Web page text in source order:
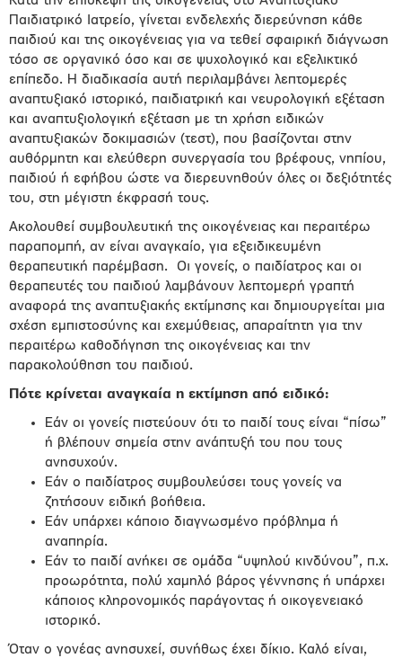
Παιδιατρικό Ιατρείο, γίνεται ενδελεχής διερεύνηση κάθε
παιδιού και της οικογένειας για να τεθεί σφαιρική διάγνωση
τόσο σε οργανικό όσο και σε ψυχολογικό και εξελικτικό
επίπεδο. Η διαδικασία αυτή περιλαμβάνει λεπτομερές
αναπτυξιακό ιστορικό, παιδιατρική και νευρολογική εξέταση
και αναπτυξιολογική εξέταση με τη χρήση ειδικών
αναπτυξιακών δοκιμασιών (τεστ), που βασίζονται στην
αυθόρμητη και ελεύθερη συνεργασία του βρέφους, νηπίου,
παιδιού ή εφήβου ώστε να διερευνηθούν όλες οι δεξιότητές
του, στη μέγιστη έκφρασή τους.
Ακολουθεί συμβουλευτική της οικογένειας και περαιτέρω
παραπομπή, αν είναι αναγκαίο, για εξειδικευμένη
θεραπευτική παρέμβαση. Οι γονείς, ο παιδίατρος και οι
θεραπευτές του παιδιού λαμβάνουν λεπτομερή γραπτή
αναφορά της αναπτυξιακής εκτίμησης και δημιουργείται μια
σχέση εμπιστοσύνης και εχεμύθειας, απαραίτητη για την
περαιτέρω καθοδήγηση της οικογένειας και την
παρακολούθηση του παιδιού.
Πότε κρίνεται αναγκαία η εκτίμηση από ειδικό:
Εάν οι γονείς πιστεύουν ότι το παιδί τους είναι “πίσω”
ή βλέπουν σημεία στην ανάπτυξή του που τους
ανησυχούν.
Εάν ο παιδίατρος συμβουλεύσει τους γονείς να
ζητήσουν ειδική βοήθεια.
Εάν υπάρχει κάποιο διαγνωσμένο πρόβλημα ή
αναπηρία.
Εάν το παιδί ανήκει σε ομάδα “υψηλού κινδύνου”, π.χ.
προωρότητα, πολύ χαμηλό βάρος γέννησης ή υπάρχει
κάποιος κληρονομικός παράγοντας ή οικογενειακό
ιστορικό.
Όταν ο γονέας ανησυχεί, συνήθως έχει δίκιο. Καλό είναι,